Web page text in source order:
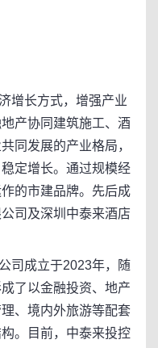
长方式，增强产业
产协同建筑施工、酒
同发展的产业格局，
定增长。通过规模经
的市建品牌。先后成
司及深圳中泰来酒店
成立于2023年，随
了以金融投资、地产
、境内外旅游等配套
。目前，中泰来投控